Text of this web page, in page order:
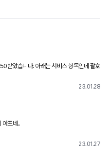
았습니다. 아래는 서비스 항목인데 괄호
지 모르겠네요. 어떤가요? 썬팅 : 후
23.01.28
게 아프네..
23.01.27